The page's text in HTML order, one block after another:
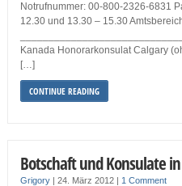
Notrufnummer: 00-800-2326-6831
12.30 und 13.30 – 15.30
Kanada Honorarkonsulat Calgary
[…]
CONTINUE READING
Botschaft und Konsulate
Grigory| 24. März 2012 | 1 Comment